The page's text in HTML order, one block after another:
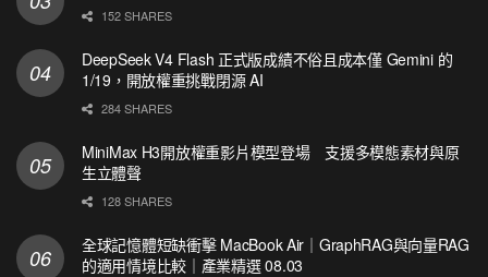
152 SHARES
DeepSeek V4 Flash 正式版成績不俗且成本僅 Gemini 的
1/19，開放權重挑戰閉源 AI
284 SHARES
MiniMax H3開放權重影片模型登場 支援多模態素材與原
生立體聲
128 SHARES
全球記憶體短缺衝擊 MacBook Air｜GraphRAG與向量RAG
的適用情境比較｜產業精選 08.03